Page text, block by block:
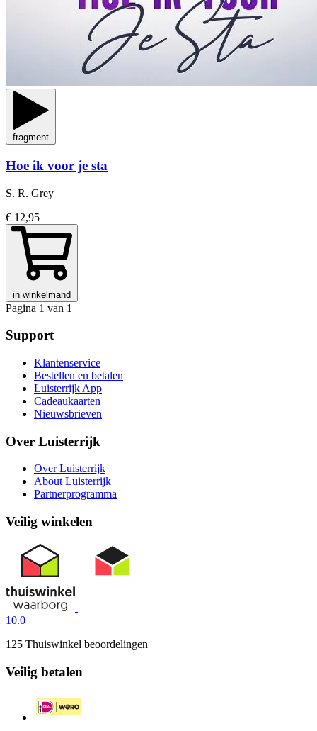
fragment
Hoe ik voor je sta
S. R. Grey
€ 12,95
in winkelmand
Pagina 1 van 1
Support
Klantenservice
Bestellen en betalen
Luisterrijk App
Cadeaukaarten
Nieuwsbrieven
Over Luisterrijk
Over Luisterrijk
About Luisterrijk
Partnerprogramma
Veilig winkelen
10.0
125 Thuiswinkel beoordelingen
Veilig betalen